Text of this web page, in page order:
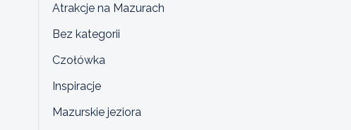
Atrakcje na Mazurach
Bez kategorii
Czołówka
Inspiracje
Mazurskie jeziora